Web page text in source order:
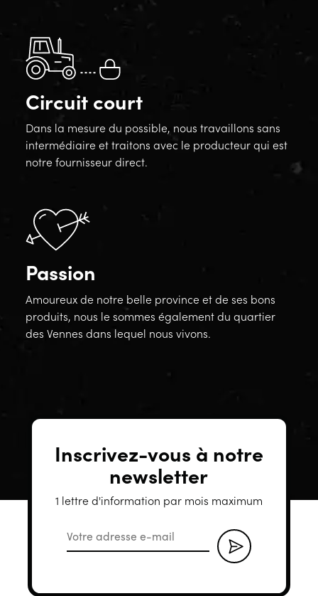
Circuit court
Dans la mesure du possible, nous travaillons sans
intermédiaire et traitons avec le producteur qui est
notre fournisseur direct.
Passion
Amoureux de notre belle province et de ses bons
produits, nous le sommes également du quartier
des Vennes dans lequel nous vivons.
Inscrivez-vous à notre
newsletter
1 lettre d'information par mois maximum